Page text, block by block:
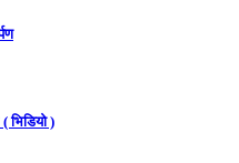
भिडियो )